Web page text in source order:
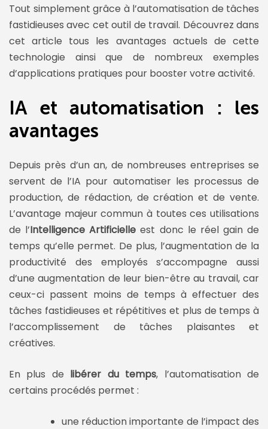
Tout simplement grâce à l’automatisation de tâches
fastidieuses avec cet outil de travail. Découvrez dans
cet article tous les avantages actuels de cette
technologie ainsi que de nombreux exemples
d’applications pratiques pour booster votre activité.
IA et automatisation : les
avantages
Depuis près d’un an, de nombreuses entreprises se
servent de l’IA pour automatiser les processus de
production, de rédaction, de création et de vente.
L’avantage majeur commun à toutes ces utilisations
de l’Intelligence Artificielle est donc le réel gain de
temps qu’elle permet. De plus, l’augmentation de la
productivité des employés s’accompagne aussi
d’une augmentation de leur bien-être au travail, car
ceux-ci passent moins de temps à effectuer des
tâches fastidieuses et répétitives et plus de temps à
l’accomplissement de tâches plaisantes et
créatives.
En plus de libérer du temps, l’automatisation de
certains procédés permet :
une réduction importante de l’impact des